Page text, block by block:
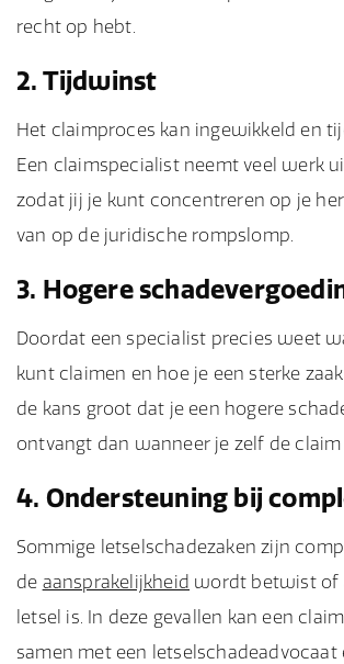
recht op hebt.
2. Tijdwinst
Het claimproces kan ingewikkeld en
Een claimspecialist neemt veel werk
zodat jij je kunt concentreren op je
van op de juridische rompslomp.
3. Hogere
Doordat een specialist precies weet
kunt claimen en hoe je een sterke
de kans groot dat je een hogere
ontvangt dan wanneer je zelf de
4. Ondersteuning bij
Sommige letselschadezaken zijn
de aansprakelijkheid wordt betwist of
letsel is. In deze gevallen kan een
samen met een letselschadeadvocaat